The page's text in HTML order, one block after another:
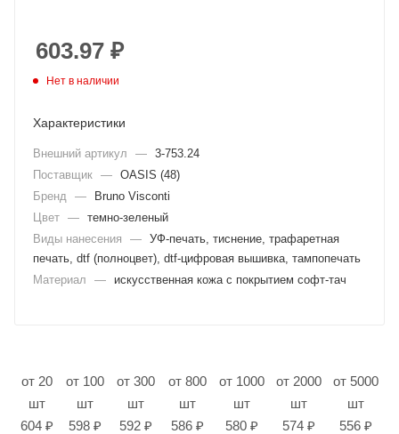
603.97 ₽
Нет в наличии
Характеристики
Внешний артикул — 3-753.24
Поставщик — OASIS (48)
Бренд
—
Bruno Visconti
Цвет — темно-зеленый
Виды нанесения
— УФ-печать, тиснение, трафаретная
печать, dtf (полноцвет), dtf-цифровая вышивка, тампопечать
Материал
— искусственная кожа с покрытием софт-тач
от 20
шт
604 ₽
от 100
шт
598 ₽
от 300
шт
592 ₽
от 800
шт
586 ₽
от 1000
шт
580 ₽
от 2000
шт
574 ₽
от 5000
шт
556 ₽